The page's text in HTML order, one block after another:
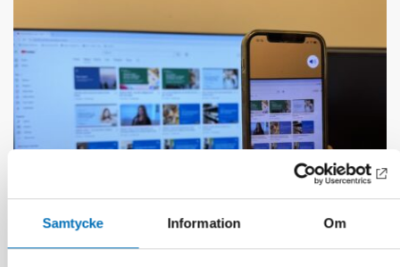
Samtycke Information Om